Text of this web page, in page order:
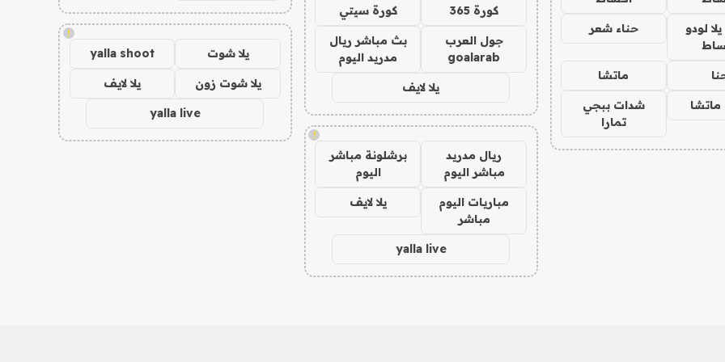
لودو
حناء شعر
ماتشا
شدات ببجي
تمارا
كورة 365 كورة سيتي
جول العرب
goalarab
بث مباشر ريال
مدريد اليوم
يلا لايف
!
ريال مدريد
مباشر اليوم
برشلونة مباشر
اليوم
مباريات اليوم
مباشر
يلا لايف
yalla live
!
يلا شوت yalla shoot
يلا شوت زون يلا لايف
yalla live